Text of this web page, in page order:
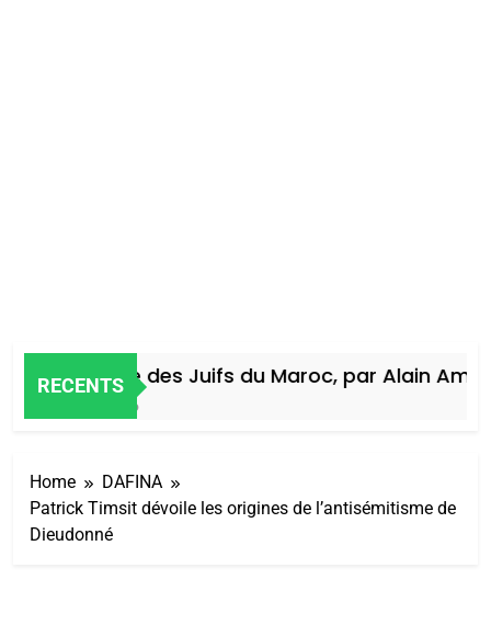
RECENTS
Histoire des Juifs du Maroc, par Alain Amiel
Home
DAFINA
Patrick Timsit dévoile les origines de l’antisémitisme de
Dieudonné